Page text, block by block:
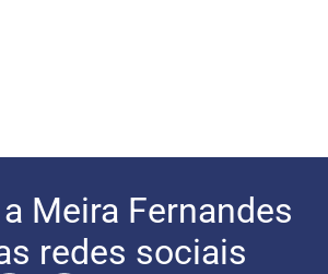
Meira Fernandes
redes sociais